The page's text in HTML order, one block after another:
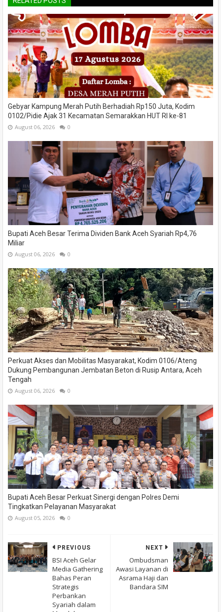
Gebyar Kampung Merah Putih Berhadiah Rp150 Juta, Kodim
0102/Pidie Ajak 31 Kecamatan Semarakkan HUT RI ke-81
August 06, 2026 0
Bupati Aceh Besar Terima Dividen Bank Aceh Syariah Rp4,76
Miliar
August 06, 2026 0
Perkuat Akses dan Mobilitas Masyarakat, Kodim 0106/Ateng
Dukung Pembangunan Jembatan Beton di Rusip Antara, Aceh
Tengah
August 06, 2026 0
Bupati Aceh Besar Perkuat Sinergi dengan Polres Demi
Tingkatkan Pelayanan Masyarakat
August 05, 2026 0
NEXT
Ombudsman
Awasi Layanan di
Asrama Haji dan
Bandara SIM
PREVIOUS
BSI Aceh Gelar
Media Gathering
Bahas Peran
Strategis
Perbankan
Syariah dalam